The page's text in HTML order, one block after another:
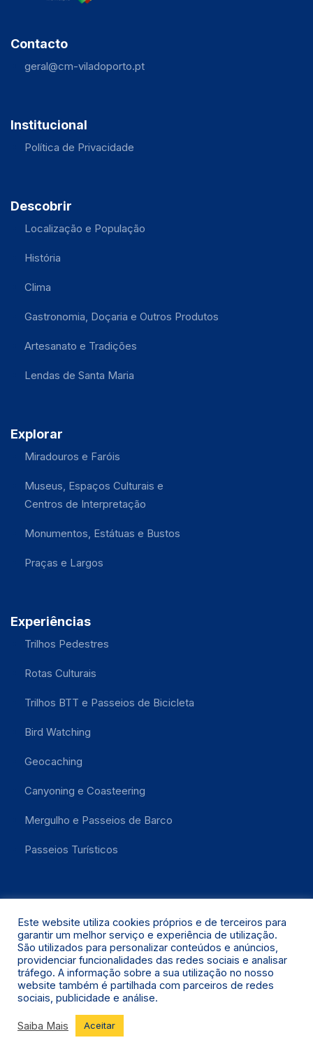
Contacto
geral@cm-viladoporto.pt
Institucional
Política de Privacidade
Descobrir
Localização e População
História
Clima
Gastronomia, Doçaria e Outros Produtos
Artesanato e Tradições
Lendas de Santa Maria
Explorar
Miradouros e Faróis
Museus, Espaços Culturais e
Centros de Interpretação
Monumentos, Estátuas e Bustos
Praças e Largos
Experiências
Trilhos Pedestres
Rotas Culturais
Trilhos BTT e Passeios de Bicicleta
Bird Watching
Geocaching
Canyoning e Coasteering
Mergulho e Passeios de Barco
Passeios Turísticos
Santa Maria 2021 © Todos os Direitos Reservados.
Este website utiliza cookies próprios e de terceiros para
garantir um melhor serviço e experiência de utilização.
São utilizados para personalizar conteúdos e anúncios,
providenciar funcionalidades das redes sociais e analisar
tráfego. A informação sobre a sua utilização no nosso
website também é partilhada com parceiros de redes
sociais, publicidade e análise.
Saiba Mais Aceitar